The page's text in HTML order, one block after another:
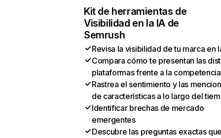
Kit de herramientas de
Visibilidad en la IA de
Semrush
Revisa la visibilidad de tu marca en
Compara cómo te presentan las
plataformas frente a la competencia
Rastrea el sentimiento y las
de características a lo largo del
Identificar brechas de mercado
emergentes
Descubre las preguntas exactas